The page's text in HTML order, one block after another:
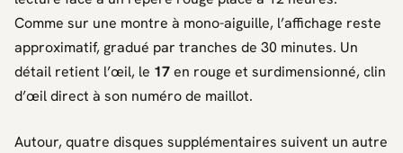
Comme sur une montre à mono-aiguille, l’affichage reste
approximatif, gradué par tranches de 30 minutes. Un
détail retient l’œil, le 17en rouge et surdimensionné, clin
d’œil direct à son numéro de maillot.
Autour, quatre disques supplémentaires suivent un autre